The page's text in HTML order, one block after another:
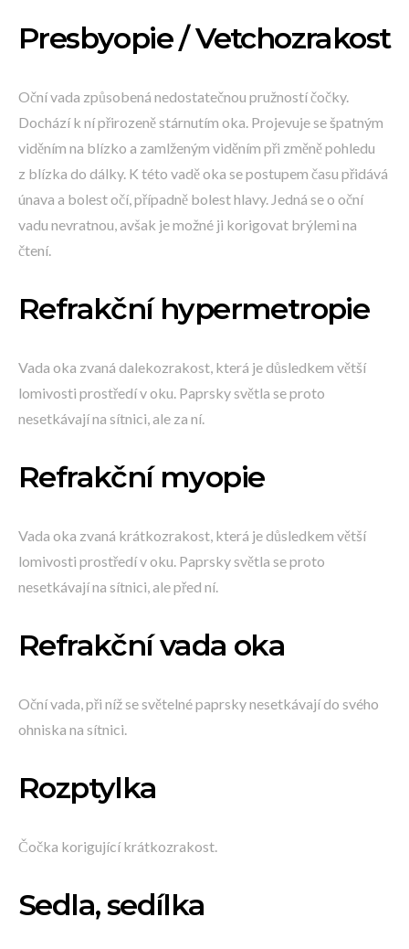
Presbyopie / Vetchozrakost
Oční vada způsobená nedostatečnou pružností čočky.
Dochází k ní přirozeně stárnutím oka. Projevuje se špatným
viděním na blízko a zamlženým viděním při změně pohledu
z blízka do dálky. K této vadě oka se postupem času přidává
únava a bolest očí, případně bolest hlavy. Jedná se o oční
vadu nevratnou, avšak je možné ji korigovat brýlemi na
čtení.
Refrakční hypermetropie
Vada oka zvaná dalekozrakost, která je důsledkem větší
lomivosti prostředí v oku. Paprsky světla se proto
nesetkávají na sítnici, ale za ní.
Refrakční myopie
Vada oka zvaná krátkozrakost, která je důsledkem větší
lomivosti prostředí v oku. Paprsky světla se proto
nesetkávají na sítnici, ale před ní.
Refrakční vada oka
Oční vada, při níž se světelné paprsky nesetkávají do svého
ohniska na sítnici.
Rozptylka
Čočka korigující krátkozrakost.
Sedla, sedílka